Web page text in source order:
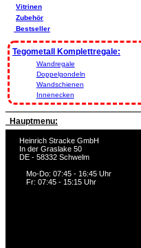
Vitrinen
Zubehör
Bestseller
Tegometall Komplettregale:
Wandregale
Doppelgondeln
Wandschienen
Innenecken
Hauptmenu:
Heinrich Stracke GmbH
In der Graslake 50
DE - 58332 Schwelm
Mo-Do: 07:45 - 16:45 Uhr
Fr: 07:45 - 15:15 Uhr